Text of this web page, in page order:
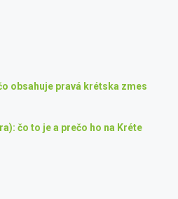
obsahuje pravá krétska zmes
čo to je a prečo ho na Kréte